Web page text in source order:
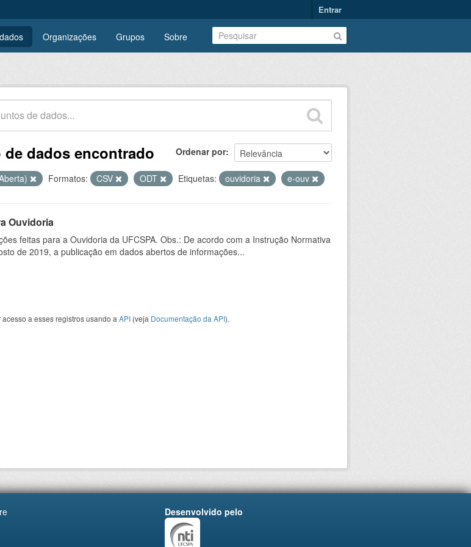
Entrar
Organizações Grupos Sobre
Ordenar por
dados encontrado
Formatos: CSV ODT Etiquetas: ouvidoria e-ouv
Ouvidoria
feitas para a Ouvidoria da UFCSPA. Obs.: De acordo com a Instrução Normativa
de 2019, a publicação em dados abertos de informações...
a esses registros usando a API (veja Documentação da API).
Desenvolvido pelo